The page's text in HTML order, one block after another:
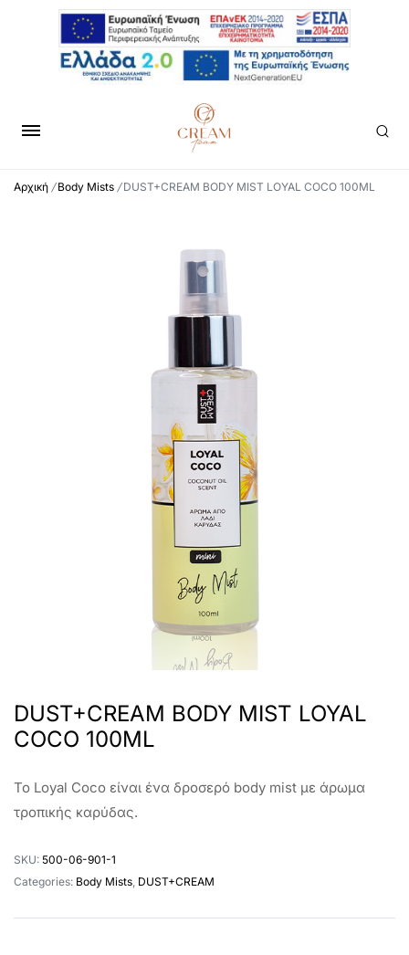
Αρχική /Body Mists /DUST+CREAM BODY MIST LOYAL COCO 100ML
DUST+CREAM BODY MIST LOYAL
COCO 100ML
Το Loyal Coco είναι ένα δροσερό body mist με άρωμα
τροπικής καρύδας.
SKU: 500-06-901-1
Categories: Body Mists, DUST+CREAM